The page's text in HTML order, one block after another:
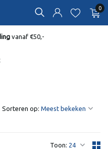
0
vanaf €50,-
Toon:
Sorteren op: